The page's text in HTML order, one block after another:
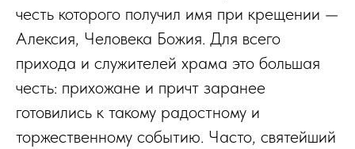
честь которого получил имя при крещении —
Алексия, Человека Божия. Для всего
прихода и служителей храма это большая
честь: прихожане и причт заранее
готовились к такому радостному и
торжественному событию. Часто, святейший